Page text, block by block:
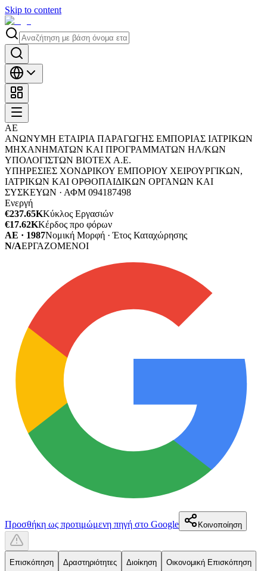
Skip to content
ΑΕ
ΑΝΩΝΥΜΗ ΕΤΑΙΡΙΑ ΠΑΡΑΓΩΓΗΣ ΕΜΠΟΡΙΑΣ ΙΑΤΡΙΚΩΝ
ΜΗΧΑΝΗΜΑΤΩΝ ΚΑΙ ΠΡΟΓΡΑΜΜΑΤΩΝ HΛ/ΚΩΝ
ΥΠΟΛΟΓΙΣΤΩΝ ΒΙΟΤΕΧ Α.Ε.
ΥΠΗΡΕΣΙΕΣ ΧΟΝΔΡΙΚΟΥ ΕΜΠΟΡΙΟΥ ΧΕΙΡΟΥΡΓΙΚΩΝ,
ΙΑΤΡΙΚΩΝ ΚΑΙ ΟΡΘΟΠΑΙΔΙΚΩΝ ΟΡΓΑΝΩΝ ΚΑΙ
ΣΥΣΚΕΥΩΝ · ΑΦΜ 094187498
Ενεργή
€237.65KΚύκλος Εργασιών
€17.62KΚέρδος προ φόρων
ΑΕ · 1987Νομική Μορφή · Έτος Καταχώρησης
N/AΕΡΓΑΖΟΜΕΝΟΙ
Προσθήκη ως προτιμώμενη πηγή στο Google Κοινοποίηση
Επισκόπηση Δραστηριότητες Διοίκηση Οικονομική Επισκόπηση